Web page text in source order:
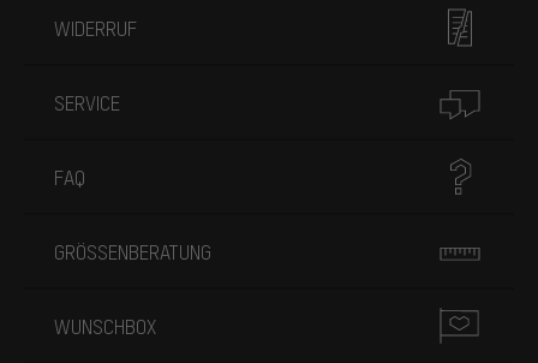
WIDERRUF
SERVICE
FAQ
GRÖSSENBERATUNG
WUNSCHBOX